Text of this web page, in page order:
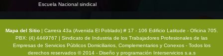
Escuela Nacional sindical
Mapa del Sitio | Carrera 43a (Avenida El Poblado) # 17 - 106 Edificio Latitude - Oficina 705.
PBX: (4) 4449767 | Sindicato de Industria de los Trabajadores Profesionales de las
Empresas de Servicios Públicos Domiciliarios, Complementarios y Conexos - Todos los
derechos reservados © 2014 - Diseño y programación Interservicios s.a.s